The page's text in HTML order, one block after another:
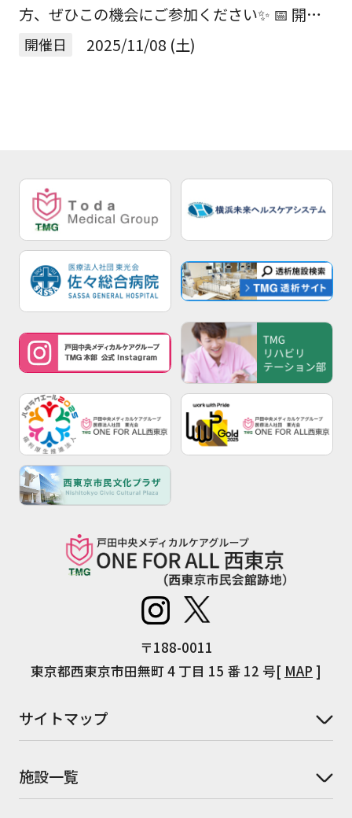
方、ぜひこの機会にご参加ください✨ 📅 開催
日：11月6日（木）、11月11日（火）、11月
開催日 2025/11/08 (土)
〒188-0011
東京都西東京市田無町 4 丁目 15 番 12 号[ MAP ]
サイトマップ
施設一覧